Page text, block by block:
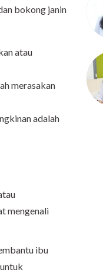
bokong janin
atau
merasakan
adalah
mengenali
ibu